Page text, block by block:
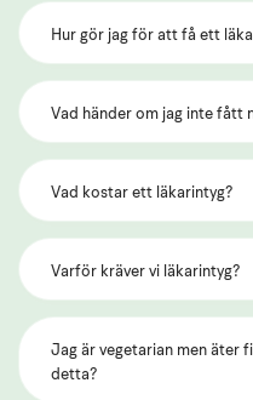
Hur gör jag för att få ett
Vad händer om jag inte fått
Vad kostar ett läkarintyg?
Varför kräver vi läkarintyg?
Jag är vegetarian men äter
detta?